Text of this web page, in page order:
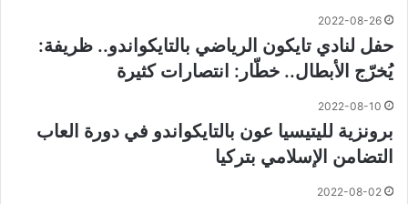
2022-08-26
حفل لنادي تايكون الرياضي بالتايكواندو.. ظريفة:
يُخرّج الأبطال.. خطّار: انتصارات كثيرة
2022-08-10
برونزية لليتيسيا عون بالتايكواندو في دورة العاب
التضامن الإسلامي بتركيا
2022-08-02